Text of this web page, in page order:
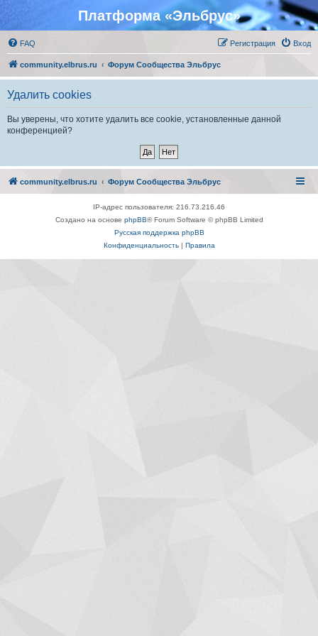
Платформа «Эльбрус»
FAQ Вход
Регистрация
community.elbrus.ru Форум Сообщества Эльбрус
Удалить cookies
Вы уверены, что хотите удалить все cookie, установленные данной
конференцией?
community.elbrus.ru Форум Сообщества Эльбрус
IP-адрес пользователя: 216.73.216.46
Создано на основе phpBB® Forum Software © phpBB Limited
Русская поддержка phpBB
Конфиденциальность| Правила